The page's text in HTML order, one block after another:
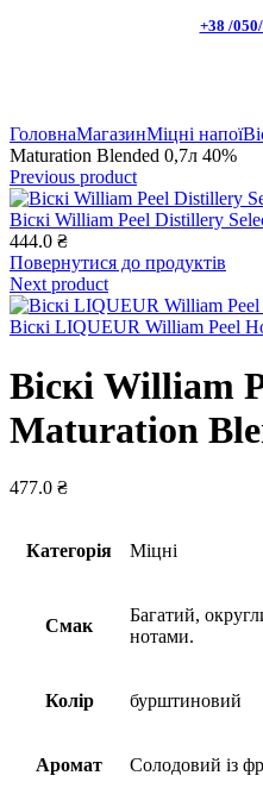
+38 /
ГоловнаМагазинМіцні напої
Maturation Blended 0,7л 40%
Previous product
Віскі William Peel Distillery
444.0 ₴
Повернутися до продуктів
Next product
Віскі LIQUEUR William Peel
Віскі William
Maturation
477.0 ₴
Категорія Міцні
Смак
Багатий,
нотами.
Колір бурштиновий
Аромат Солодовий із